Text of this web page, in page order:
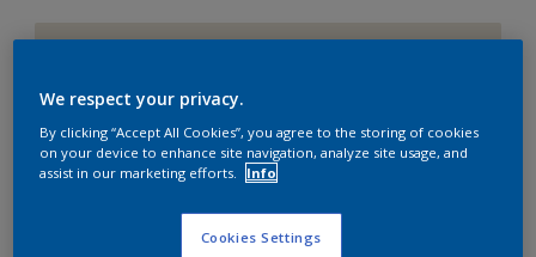
Format
1L 5L
We respect your privacy.
By clicking “Accept All Cookies”, you agree to the storing of cookies
on your device to enhance site navigation, analyze site usage, and
assist in our marketing efforts.
Info
Cookies Settings